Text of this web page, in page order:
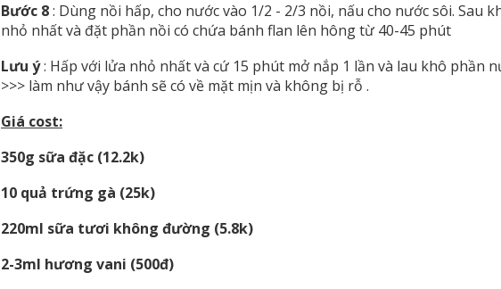
Bước 8: Dùng nồi hấp, cho nước vào 1/2 - 2/3 nồi, nấu cho nước sôi. Sau
nhỏ nhất và đặt phần nồi có chứa bánh flan lên hông từ 40-45 phút
Lưu ý: Hấp với lửa nhỏ nhất và cứ 15 phút mở nắp 1 lần và lau khô phần
>>> làm như vậy bánh sẽ có về mặt mịn và không bị rỗ .
Giá cost:
350g sữa đặc (12.2k)
10 quả trứng gà (25k)
220ml sữa tươi không đường (5.8k)
2-3ml hương vani (500đ)